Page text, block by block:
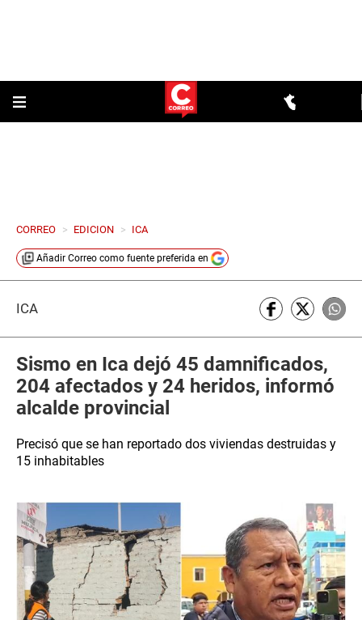
CORREO > EDICION > ICA
Añadir Correo como fuente preferida en
ICA
Sismo en Ica dejó 45 damnificados,
204 afectados y 24 heridos, informó
alcalde provincial
Precisó que se han reportado dos viviendas destruidas y
15 inhabitables